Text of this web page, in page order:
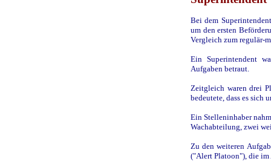
Bei dem
um den ersten
Vergleich zum regulär-
Ein Superintendent
Aufgaben betraut.
Zeitgleich waren drei
bedeutete, dass es sich
Ein Stelleninhaber
Wachabteilung, zwei
Zu den weiteren
("Alert Platoon"), die im